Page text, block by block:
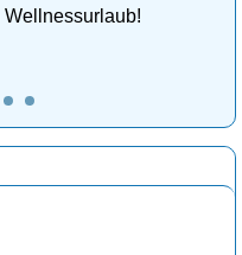
Wellnessurlaub!